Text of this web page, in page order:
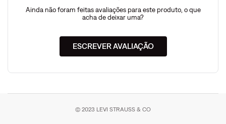
Ainda não foram feitas avaliações para este produto, o que
acha de deixar uma?
ESCREVER AVALIAÇÃO
© 2023 LEVI STRAUSS & CO